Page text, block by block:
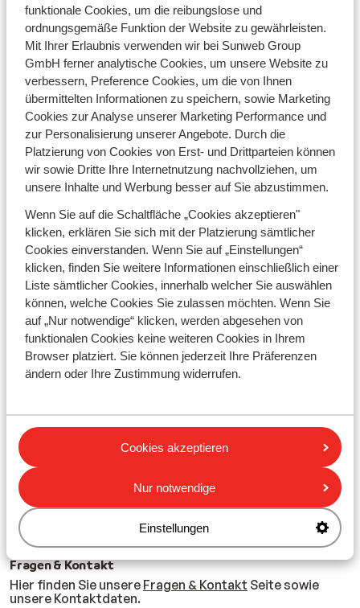
funktionale Cookies, um die reibungslose und
ordnungsgemäße Funktion der Website zu gewährleisten.
Mit Ihrer Erlaubnis verwenden wir bei Sunweb Group
GmbH ferner analytische Cookies, um unsere Website zu
verbessern, Preference Cookies, um die von Ihnen
übermittelten Informationen zu speichern, sowie Marketing
Cookies zur Analyse unserer Marketing Performance und
zur Personalisierung unserer Angebote. Durch die
Platzierung von Cookies von Erst- und Drittparteien können
wir sowie Dritte Ihre Internetnutzung nachvollziehen, um
unsere Inhalte und Werbung besser auf Sie abzustimmen.
Wenn Sie auf die Schaltfläche „Cookies akzeptieren"
klicken, erklären Sie sich mit der Platzierung sämtlicher
Cookies einverstanden. Wenn Sie auf „Einstellungen“
klicken, finden Sie weitere Informationen einschließlich einer
Liste sämtlicher Cookies, innerhalb welcher Sie auswählen
können, welche Cookies Sie zulassen möchten. Wenn Sie
auf „Nur notwendige“ klicken, werden abgesehen von
funktionalen Cookies keine weiteren Cookies in Ihrem
Browser platziert. Sie können jederzeit Ihre Präferenzen
ändern oder Ihre Zustimmung widerrufen.
Cookies akzeptieren
Nur notwendige
Einstellungen
Die Grundrisse auf der Website werden in
Zusammenarbeit mit einem externen Unternehmen
erstellt. Die Fotos auf der Sunweb-Website werden von
den Unterkunftsanbietern, den
Fremdenverkehrsämtern vor Ort, verschiedenen
Marken und einigen (professionellen) Fotografen zur
Verfügung gestellt. Die Bilder von den Unterkünften
dienen lediglich dazu, Ihnen einen Eindruck zu
vermitteln. Da nicht jedes Appartement oder
Hotelzimmer gleich ist, ist es möglich, dass das
tatsächlich gebuchte Objekt von der Abbildung
Gründen kann Sunweb nicht haftbar gemacht werden.
Sunweb behält sich das Recht vor, Preise und
Arrangements ohne Zustimmung des Kunden zu
ändern, wenn die Situation dies erfordert. Eventuelle
Fehler in einer Broschüre, einer Anzeige oder einer
anderen Veröffentlichung auf der Sunweb-Website
werden korrigiert, damit Sie stets über die aktuellsten
und genauesten Informationen verfügen.
Urheberrecht
oder in der Broschüre darf ohne vorherige schriftliche
Genehmigung von Sunweb kopiert, reproduziert oder
durch Fotokopie, Mikrofilm oder andere Mittel
veröffentlicht werden.
Fragen & Kontakt
Hier finden Sie unsere Fragen & Kontakt Seite sowie
unsere Kontaktdaten.